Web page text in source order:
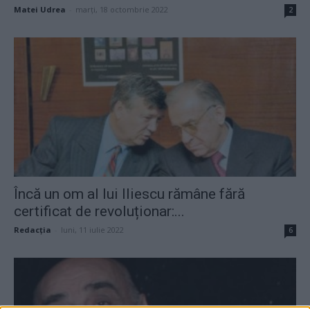
Matei Udrea marți, 18 octombrie 2022 2
Încă un om al lui Iliescu rămâne fără
certificat de revoluționar:...
Redacţia luni, 11 iulie 2022 6